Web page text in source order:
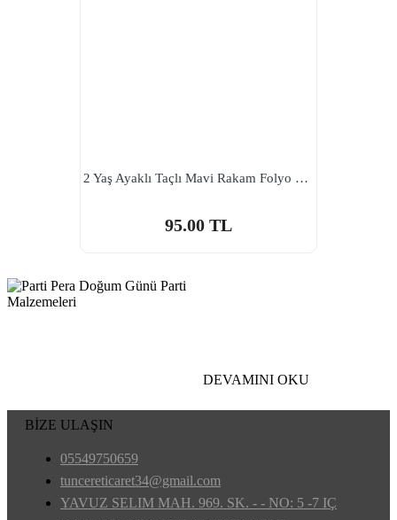
2 Yaş Ayaklı Taçlı Mavi Rakam Folyo Balon 76 cm
95.00 TL
DEVAMINI OKU
BİZE ULAŞIN
05549750659
tuncereticaret34@gmail.com
YAVUZ SELIM MAH. 969. SK. - - NO: 5 -7 IÇ